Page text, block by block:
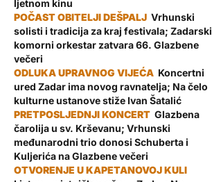
ljetnom kinu
Vrhunski
solisti i tradicija za kraj festivala; Zadarski
komorni orkestar zatvara 66. Glazbene
večeri
Koncertni
ured Zadar ima novog ravnatelja; Na čelo
kulturne ustanove stiže Ivan Šatalić
Glazbena
čarolija u sv. Krševanu; Vrhunski
međunarodni trio donosi Schuberta i
Kuljerića na Glazbene večeri